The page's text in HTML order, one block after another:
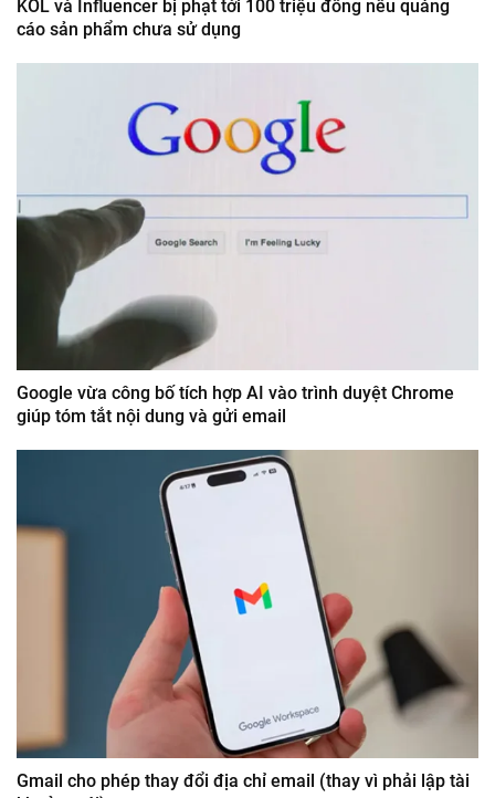
KOL và Influencer bị phạt tới 100 triệu đồng nếu quảng
cáo sản phẩm chưa sử dụng
Google vừa công bố tích hợp AI vào trình duyệt Chrome
giúp tóm tắt nội dung và gửi email
Gmail cho phép thay đổi địa chỉ email (thay vì phải lập tài